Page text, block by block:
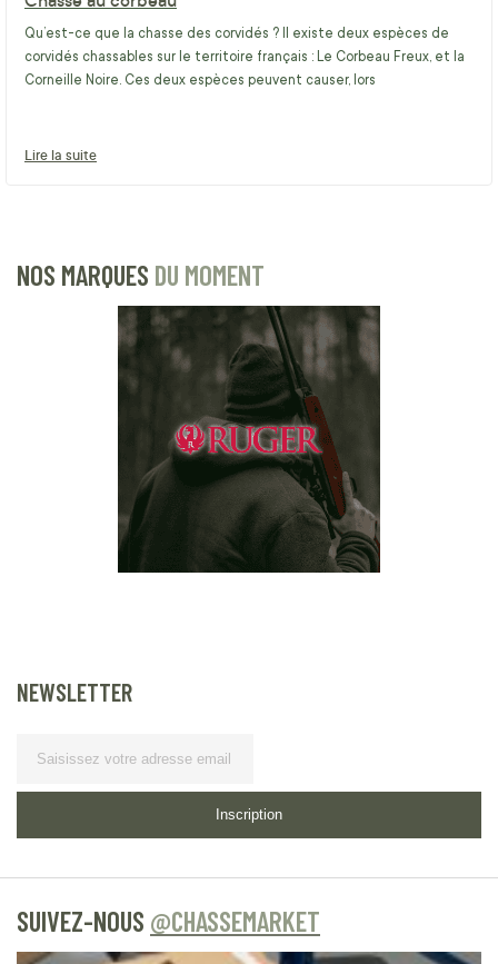
Qu’est-ce que la chasse des corvidés ? Il existe deux espèces de
corvidés chassables sur le territoire français : Le Corbeau Freux, et la
Corneille Noire. Ces deux espèces peuvent causer, lors
Lire la suite
NOS MARQUES DU MOMENT
NEWSLETTER
Inscription
SUIVEZ-NOUS @CHASSEMARKET